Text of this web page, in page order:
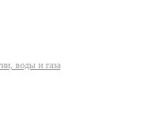
воды и газа